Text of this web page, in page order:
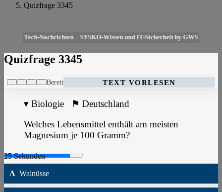
Quizfrage 3345
Tech-Nachrichten – SYSKO-Wissen und IT-Sicherheit by GWS
Quizfrage 3345
Bereit TEXT VORLESEN
▾ Biologie ⚑ Deutschland
Welches Lebensmittel enthält am meisten
Magnesium je 100 Gramm?
A Walnüsse